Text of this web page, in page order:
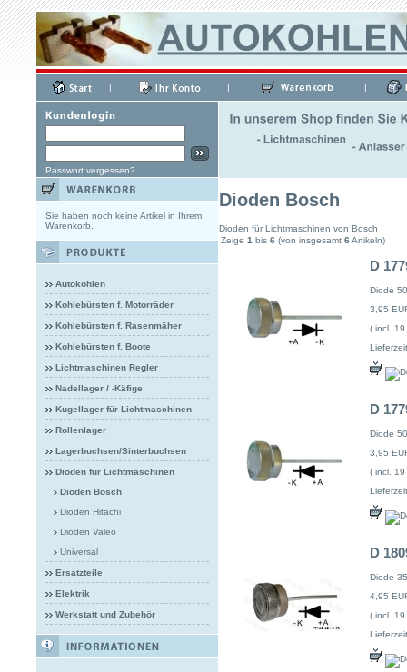
| | |
Passwort vergessen?
Sie haben noch keine Artikel in Ihrem
Warenkorb.
Autokohlen
Kohlebürsten f. Motorräder
Kohlebürsten f. Rasenmäher
Kohlebürsten f. Boote
Lichtmaschinen Regler
Nadellager / -Käfige
Kugellager für Lichtmaschinen
Rollenlager
Lagerbuchsen/Sinterbuchsen
Dioden für Lichtmaschinen
Dioden Bosch
Dioden Hitachi
Dioden Valeo
Universal
Ersatzteile
Elektrik
Werkstatt und Zubehör
Dioden Bosch
Dioden für Lichtmaschinen von Bosch
Zeige 1 bis 6 (von insgesamt 6 Artikeln)
D
Diode
3,95
( incl. 19
D
Diode
3,95
( incl. 19
D
Diode
4,95
( incl. 19